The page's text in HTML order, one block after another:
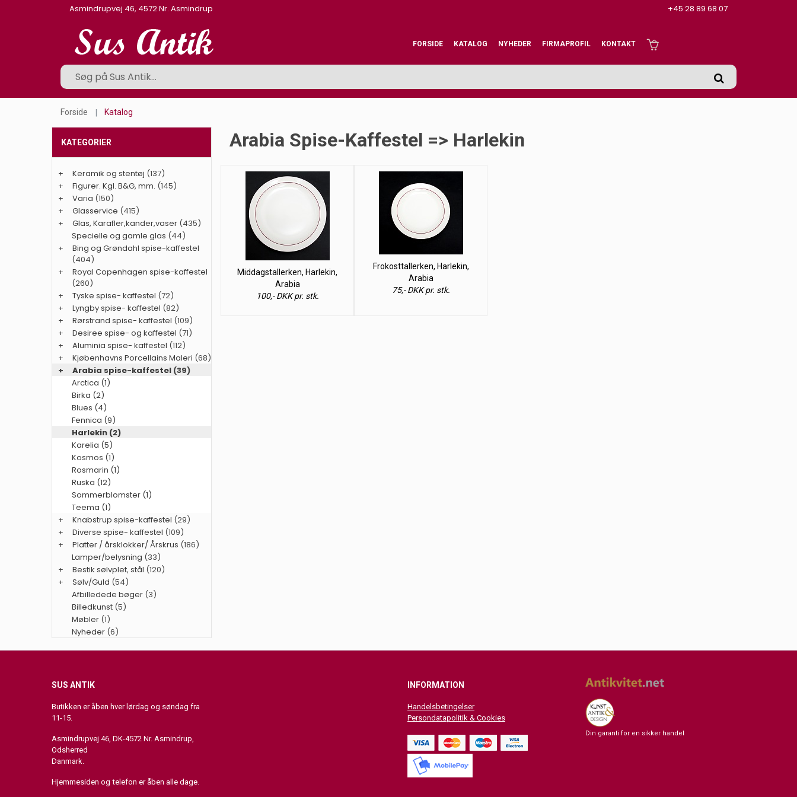
Asmindrupvej 46, 4572 Nr. Asmindrup +45 28 89 68 07
FORSIDE KATALOG NYHEDER FIRMAPROFIL KONTAKT
Forside Katalog
Arabia Spise-Kaffestel => Harlekin
Middagstallerken, Harlekin,
Arabia
100,- DKK pr. stk.
Frokosttallerken, Harlekin,
Arabia
75,- DKK pr. stk.
KATEGORIER
+ Keramik og stentøj (137)
+
Figurer. Kgl. B&G, mm. (145)
+
Varia (150)
+
Glasservice (415)
+
Glas, Karafler,kander,vaser (435)
Specielle og gamle glas (44)
+
Bing og Grøndahl spise-kaffestel
(404)
+
Royal Copenhagen spise-kaffestel
(260)
+
Tyske spise- kaffestel (72)
+
Lyngby spise- kaffestel (82)
+
Rørstrand spise- kaffestel (109)
+
Desiree spise- og kaffestel (71)
+
Aluminia spise- kaffestel (112)
+
Kjøbenhavns Porcellains Maleri (68)
+
Arabia spise-kaffestel (39)
Arctica (1)
Birka (2)
Blues (4)
Fennica (9)
Harlekin (2)
Karelia (5)
Kosmos (1)
Rosmarin (1)
Ruska (12)
Sommerblomster (1)
Teema (1)
+
Knabstrup spise-kaffestel (29)
+
Diverse spise- kaffestel (109)
+
Platter / årsklokker/ Årskrus (186)
Lamper/belysning (33)
+
Bestik sølvplet, stål (120)
+
Sølv/Guld (54)
Afbilledede bøger (3)
Billedkunst (5)
Møbler (1)
Nyheder (6)
SUS ANTIK
Butikken er åben hver lørdag og søndag fra
11-15.
Asmindrupvej 46, DK-4572 Nr. Asmindrup,
Odsherred
Danmark.
Hjemmesiden og telefon er åben alle dage.
INFORMATION
Handelsbetingelser
Persondatapolitik & Cookies
Din garanti for en sikker handel